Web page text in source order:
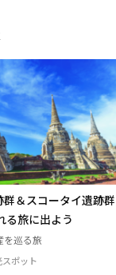
群＆スコータイ遺跡群
る旅に出よう
を巡る旅
スポット